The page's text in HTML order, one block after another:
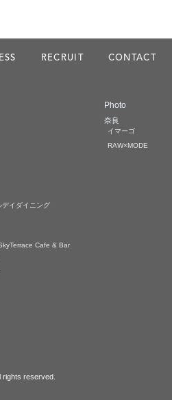
RECRUIT CONTACT
デイダイニング
Cafe & Bar
Photo
奈良
イマーゴ
RAW×MODE
rights reserved.